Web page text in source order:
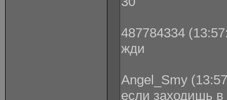
487784334
жди
Angel_Smy
если заходишь в